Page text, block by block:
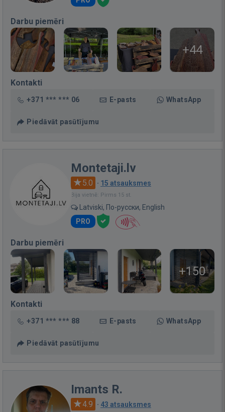
Darbu piemēri
+44
Kontakti
+371 *** *** 06 E-pasts WhatsApp
Piedāvāt pasūtījumu
Montetaji.lv
5.0 · 15 atsauksmes
Bija vietnē: Pirms 15 st.
Latviski, По-русски, English
PRO
Darbu piemēri
+150
Kontakti
+371 *** *** 88 E-pasts WhatsApp
Piedāvāt pasūtījumu
Imants R.
4.9 · 43 atsauksmes